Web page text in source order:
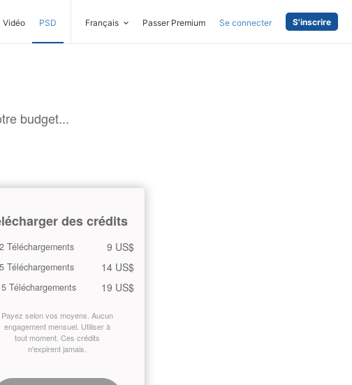
Vidéo PSD Français Passer Premium Se connecter S'inscrire
budget...
des crédits
2 Téléchargements 9 US$
5 Téléchargements 14 US$
Téléchargements 19 US$
Payez selon vos moyens. Aucun
engagement mensuel. Utiliser à
tout moment. Ces crédits
n'expirent jamais.